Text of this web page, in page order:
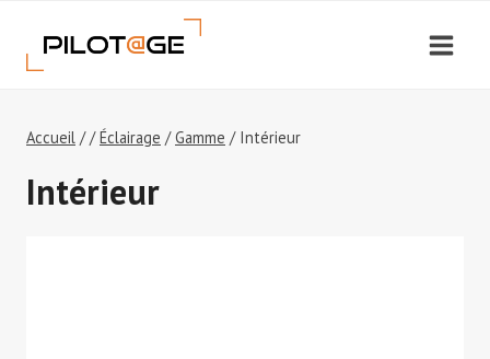
contenu
Accueil / / Éclairage / Gamme / Intérieur
Intérieur